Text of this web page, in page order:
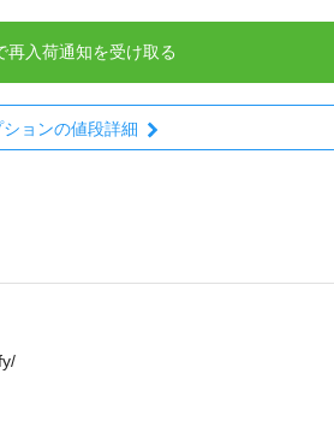
再入荷通知を受け取る
ションの値段詳細